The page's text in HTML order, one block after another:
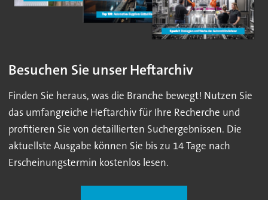
Besuchen Sie unser Heftarchiv
Finden Sie heraus, was die Branche bewegt! Nutzen Sie
das umfangreiche Heftarchiv für Ihre Recherche und
profitieren Sie von detaillierten Suchergebnissen. Die
aktuellste Ausgabe können Sie bis zu 14 Tage nach
Erscheinungstermin kostenlos lesen.